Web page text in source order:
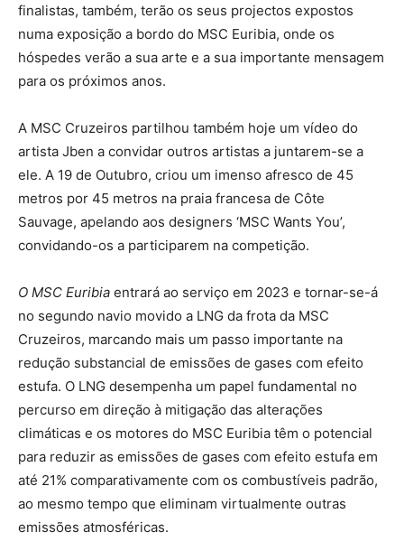
finalistas, também, terão os seus projectos expostos
numa exposição a bordo do MSC Euribia, onde os
hóspedes verão a sua arte e a sua importante mensagem
para os próximos anos.
A MSC Cruzeiros partilhou também hoje um vídeo do
artista Jben a convidar outros artistas a juntarem-se a
ele. A 19 de Outubro, criou um imenso afresco de 45
metros por 45 metros na praia francesa de Côte
Sauvage, apelando aos designers ‘MSC Wants You’,
convidando-os a participarem na competição.
O MSC Euribia entrará ao serviço em 2023 e tornar-se-á
no segundo navio movido a LNG da frota da MSC
Cruzeiros, marcando mais um passo importante na
redução substancial de emissões de gases com efeito
estufa. O LNG desempenha um papel fundamental no
percurso em direção à mitigação das alterações
climáticas e os motores do MSC Euribia têm o potencial
para reduzir as emissões de gases com efeito estufa em
até 21% comparativamente com os combustíveis padrão,
ao mesmo tempo que eliminam virtualmente outras
emissões atmosféricas.